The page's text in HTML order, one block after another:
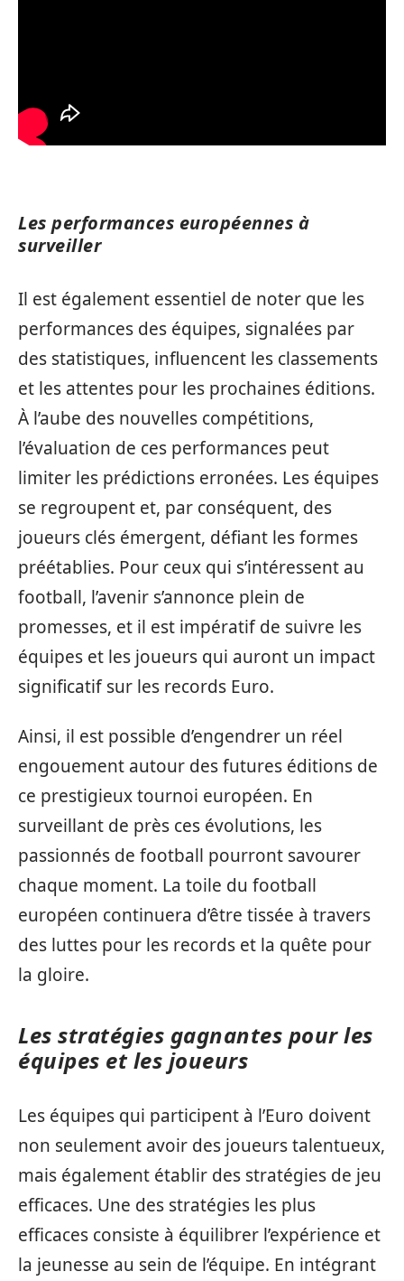
Les performances européennes à
surveiller
Il est également essentiel de noter que les
performances des équipes, signalées par
des statistiques, influencent les classements
et les attentes pour les prochaines éditions.
À l’aube des nouvelles compétitions,
l’évaluation de ces performances peut
limiter les prédictions erronées. Les équipes
se regroupent et, par conséquent, des
joueurs clés émergent, défiant les formes
préétablies. Pour ceux qui s’intéressent au
football, l’avenir s’annonce plein de
promesses, et il est impératif de suivre les
équipes et les joueurs qui auront un impact
significatif sur les records Euro.
Ainsi, il est possible d’engendrer un réel
engouement autour des futures éditions de
ce prestigieux tournoi européen. En
surveillant de près ces évolutions, les
passionnés de football pourront savourer
chaque moment. La toile du football
européen continuera d’être tissée à travers
des luttes pour les records et la quête pour
la gloire.
Les stratégies gagnantes pour les
équipes et les joueurs
Les équipes qui participent à l’Euro doivent
non seulement avoir des joueurs talentueux,
mais également établir des stratégies de jeu
efficaces. Une des stratégies les plus
efficaces consiste à équilibrer l’expérience et
la jeunesse au sein de l’équipe. En intégrant